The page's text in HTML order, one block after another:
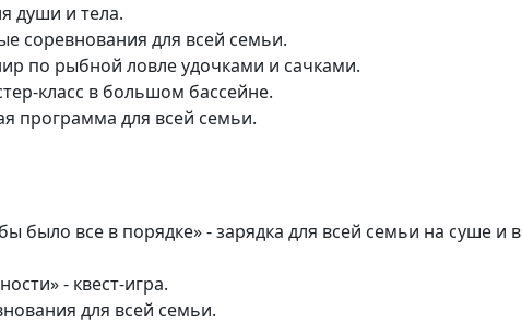
души и тела.
соревнования для всей семьи.
по рыбной ловле удочками и сачками.
класс в большом бассейне.
программа для всей семьи.
было все в порядке» - зарядка для всей семьи на суше и в
- квест-игра.
для всей семьи.